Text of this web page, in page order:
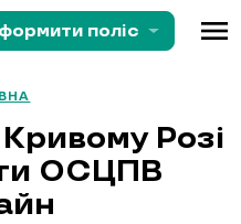
поліс menu
Розі
ОСЦПВ